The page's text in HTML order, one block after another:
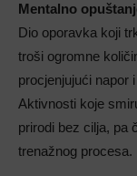
Mentalno
Dio oporavka koji
troši ogromne
procjenjujući napor
Aktivnosti koje
prirodi bez cilja, pa
trenažnog procesa.